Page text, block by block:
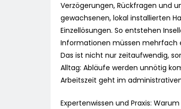
Verzögerungen, Rückfragen und
gewachsenen, lokal installierten
Einzellösungen. So entstehen
Informationen müssen mehrfach
Das ist nicht nur zeitaufwendig,
Alltag: Abläufe werden unnötig
Arbeitszeit geht im
Expertenwissen und Praxis: